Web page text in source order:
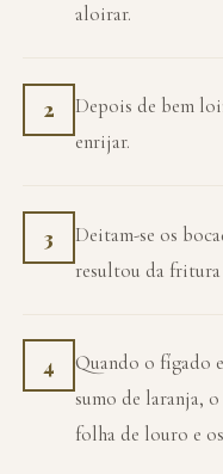
aloirar.
2
Depois de bem
enrijar.
3
Deitam-se os
resultou da fritura
4
Quando o fígado
sumo de laranja,
folha de louro e